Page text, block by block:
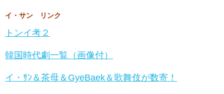
イ・サン リンク
トンイ考２
韓国時代劇一覧（画像付）
イ・ｻﾝ＆茶母＆GyeBaek＆歌舞伎が数寄！